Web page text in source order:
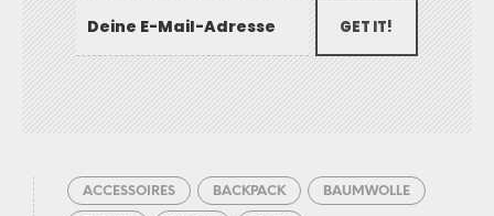
GET IT!
ACCESSOIRES BACKPACK BAUMWOLLE